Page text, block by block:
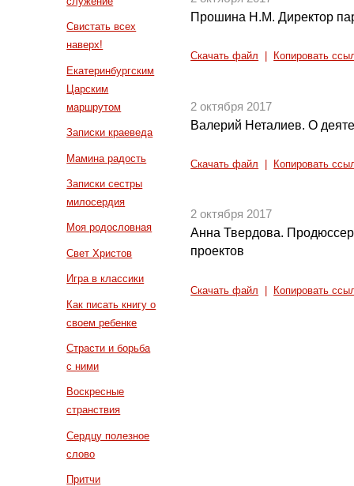
Свистать всех
наверх!
Екатеринбургским
Царским
маршрутом
Записки краеведа
Мамина радость
Записки сестры
милосердия
Моя родословная
Свет Христов
Игра в классики
Как писать книгу о
своем ребенке
Страсти и борьба
с ними
Воскресные
странствия
Сердцу полезное
слово
Притчи
Прошина Н.М. Директор
Скачать файл Копировать
2 октября 2017
Валерий Неталиев. О
Скачать файл Копировать
2 октября 2017
Анна Твердова.
проектов
Скачать файл Копировать